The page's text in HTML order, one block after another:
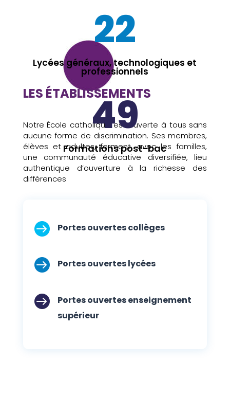
22
Lycées généraux, technologiques et
professionnels
49
Formations post-bac
LES ÉTABLISSEMENTS
Notre École catholique est ouverte à tous sans
aucune forme de discrimination. Ses membres,
élèves et adultes, forment, avec les familles,
une communauté éducative diversifiée, lieu
authentique d’ouverture à la richesse des
différences
 Portes ouvertes collèges
 Portes ouvertes lycées

Portes ouvertes enseignement
supérieur